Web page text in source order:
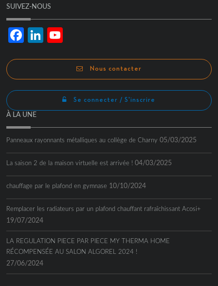
SUIVEZ-NOUS
FacebookLinkedIn
Nous contacter
Se connecter / S'inscrire
À LA UNE
Panneaux rayonnants métalliques au collège de Charny 05/03/2025
La saison 2 de la maison virtuelle est arrivée ! 04/03/2025
chauffage par le plafond en gymnase 10/10/2024
Remplacer les radiateurs par un plafond chauffant rafraîchissant Acosi+
19/07/2024
LA REGULATION PIECE PAR PIECE MY THERMA HOME
RÉCOMPENSÉE AU SALON ALGOREL 2024 !
27/06/2024